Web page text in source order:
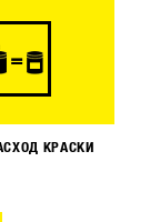
КРАСКИ